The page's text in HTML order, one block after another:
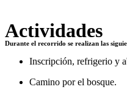
Actividades
Durante el recorrido se realizan las
Inscripción, refrigerio y
Camino por el bosque.